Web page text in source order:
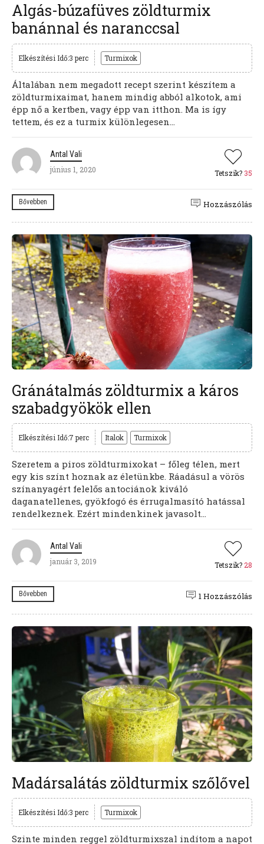
Algás-búzafüves zöldturmix
banánnal és naranccsal
Elkészítési Idő:3 perc Turmixok
Általában nem megadott recept szerint készítem a
zöldturmixaimat, hanem mindig abból alkotok, ami
épp nő a kertben, vagy épp van itthon. Ma is így
tettem, és ez a turmix különlegesen...
Antal Vali
június 1, 2020
Tetszik? 35
Bővebben Hozzászólás
Gránátalmás zöldturmix a káros
szabadgyökök ellen
Elkészítési Idő:7 perc Italok Turmixok
Szeretem a piros zöldturmixokat – főleg télen, mert
egy kis színt hoznak az életünkbe. Ráadásul a vörös
színanyagért felelős antociánok kiváló
daganatellenes, gyökfogó és érrugalmasító hatással
rendelkeznek. Ezért mindenkinek javasolt...
Antal Vali
január 3, 2019
Tetszik?28
Bővebben 1 Hozzászólás
Madársalátás zöldturmix szőlővel
Elkészítési Idő:3 perc Turmixok
Szinte minden reggel zöldturmixszal indítom a napot